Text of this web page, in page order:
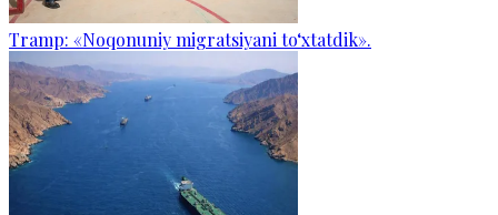
Tramp: «Noqonuniy migratsiyani to‘xtatdik».